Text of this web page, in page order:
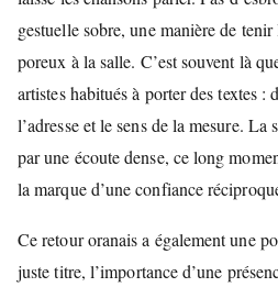
gestuelle sobre, une manière de
poreux à la salle. C’est souvent là
artistes habitués à porter des textes :
l’adresse et le sens de la mesure. La
par une écoute dense, ce long
la marque d’une confiance
Ce retour oranais a également une
juste titre, l’importance d’une